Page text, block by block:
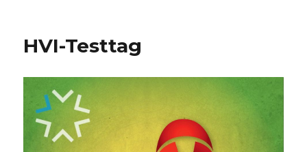
HVI-Testtag